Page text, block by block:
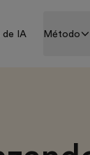
de IA Método